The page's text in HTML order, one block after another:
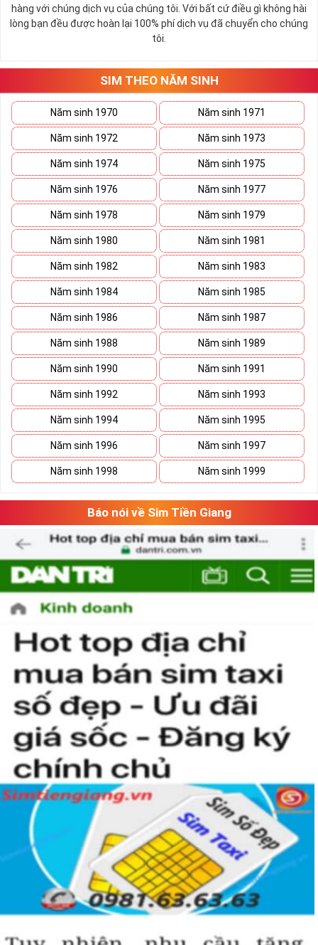
hàng với chúng dịch vụ của chúng tôi. Với bất cứ điều gì không hài
lòng bạn đều được hoàn lại 100% phí dịch vụ đã chuyển cho chúng
tôi.
SIM THEO NĂM SINH
Năm sinh 1970 Năm sinh 1971
Năm sinh 1972 Năm sinh 1973
Năm sinh 1974 Năm sinh 1975
Năm sinh 1976 Năm sinh 1977
Năm sinh 1978 Năm sinh 1979
Năm sinh 1980 Năm sinh 1981
Năm sinh 1982 Năm sinh 1983
Năm sinh 1984 Năm sinh 1985
Năm sinh 1986 Năm sinh 1987
Năm sinh 1988 Năm sinh 1989
Năm sinh 1990 Năm sinh 1991
Năm sinh 1992 Năm sinh 1993
Năm sinh 1994 Năm sinh 1995
Năm sinh 1996 Năm sinh 1997
Năm sinh 1998 Năm sinh 1999
Báo nói về Sim Tiền Giang